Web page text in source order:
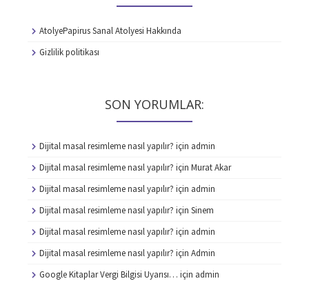
AtolyePapirus Sanal Atolyesi Hakkında
Gizlilik politikası
SON YORUMLAR:
Dijital masal resimleme nasıl yapılır? için admin
Dijital masal resimleme nasıl yapılır? için Murat Akar
Dijital masal resimleme nasıl yapılır? için admin
Dijital masal resimleme nasıl yapılır? için Sinem
Dijital masal resimleme nasıl yapılır? için admin
Dijital masal resimleme nasıl yapılır? için Admin
Google Kitaplar Vergi Bilgisi Uyarısı… için admin